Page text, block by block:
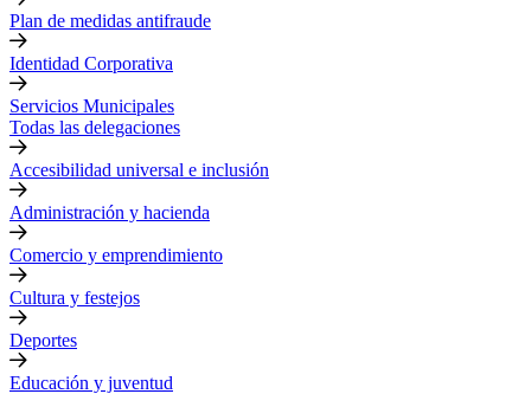
Plan de medidas antifraude
Identidad Corporativa
Servicios Municipales
Todas las delegaciones
Accesibilidad universal e inclusión
Administración y hacienda
Comercio y emprendimiento
Cultura y festejos
Deportes
Educación y juventud